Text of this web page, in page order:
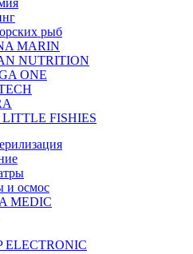
рыб
MARIN
NUTRITION
ONE
FISHIES
и осмос
MEDIC
ELECTRONIC